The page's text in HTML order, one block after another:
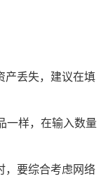
产丢失，建议在填
一样，在输入数量
，要综合考虑网络